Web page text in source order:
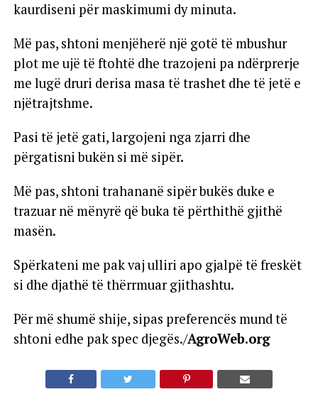
kaurdiseni për maskimumi dy minuta.
Më pas, shtoni menjëherë një gotë të mbushur
plot me ujë të ftohtë dhe trazojeni pa ndërprerje
me lugë druri derisa masa të trashet dhe të jetë e
njëtrajtshme.
Pasi të jetë gati, largojeni nga zjarri dhe
përgatisni bukën si më sipër.
Më pas, shtoni trahananë sipër bukës duke e
trazuar në mënyrë që buka të përthithë gjithë
masën.
Spërkateni me pak vaj ulliri apo gjalpë të freskët
si dhe djathë të thërrmuar gjithashtu.
Për më shumë shije, sipas preferencës mund të
shtoni edhe pak spec djegës./AgroWeb.org